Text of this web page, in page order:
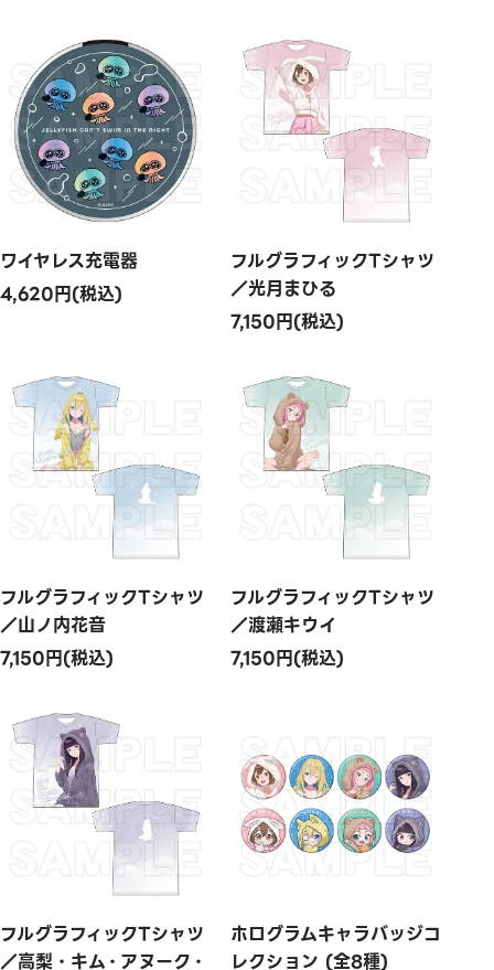
ワイヤレス充電器
4,620円(税込)
フルグラフィックTシャツ
／光月まひる
7,150円(税込)
フルグラフィックTシャツ
／山ノ内花音
7,150円(税込)
フルグラフィックTシャツ
／渡瀬キウイ
7,150円(税込)
フルグラフィックTシャツ
／高梨・キム・アヌーク・
ホログラムキャラバッジコ
レクション (全8種)